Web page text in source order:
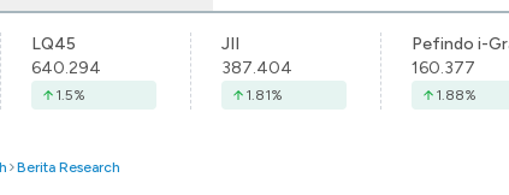
LQ45
640.294
1.5%
JII
387.404
1.81%
Pefindo i-
160.377
1.88%
Berita Research